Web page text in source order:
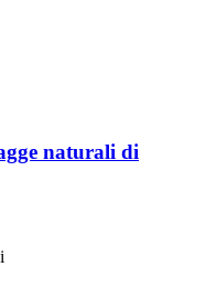
naturali di